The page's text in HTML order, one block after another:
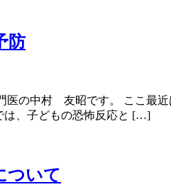
防
医の中村 友昭です。 ここ最
は、子どもの恐怖反応と […]
ついて